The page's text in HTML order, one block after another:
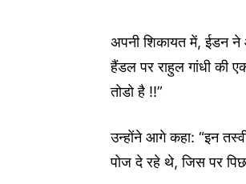
अपनी शिकायत में, ईडन ने
हैंडल पर राहुल गांधी की
तोडो है !!”
उन्होंने आगे कहा: “इन
पोज दे रहे थे, जिस पर